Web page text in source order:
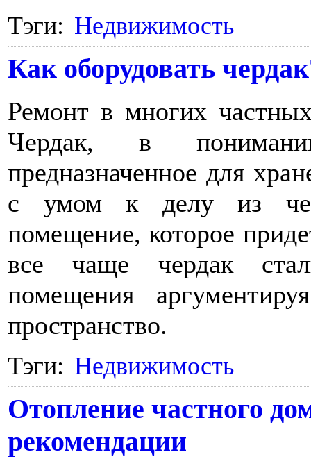
Тэги: Недвижимость
Как оборудовать
Ремонт в многих
Чердак, в
предназначенное для
с умом к делу из
помещение, которое
все чаще чердак
помещения
пространство.
Тэги: Недвижимость
Отопление частного
рекомендации